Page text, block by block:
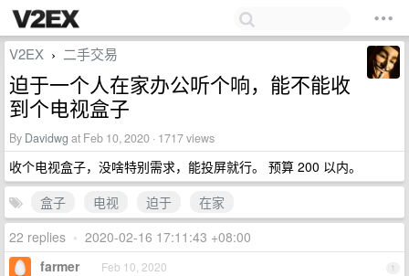
V2EX › 二手交易
迫于一个人在家办公听个响，能不能收
到个电视盒子
By Davidwg at Feb 10, 2020 · 1717 views
收个电视盒子，没啥特别需求，能投屏就行。 预算 200 以内。
盒子
电视 迫于
在家
22 replies • 2020-02-16 17:11:43 +08:00
1
farmer Feb 10, 2020